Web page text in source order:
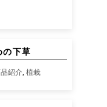
の下草
紹介 ,植栽